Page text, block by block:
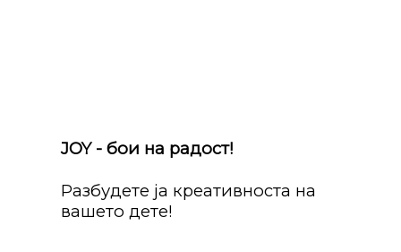
JOY - бои на радост!
Разбудете ја креативноста на
вашето дете!